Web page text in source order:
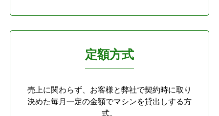
定額方式
売上に関わらず、お客様と弊社で契約時に取り
決めた毎月一定の金額でマシンを貸出しする方
式。